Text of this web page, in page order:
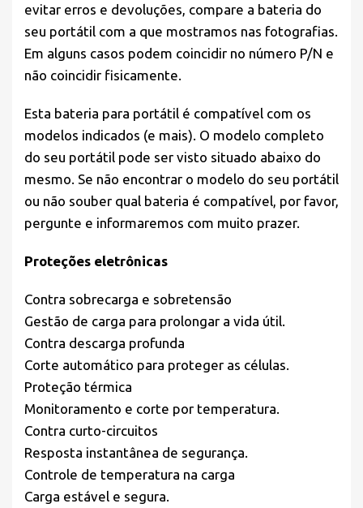
evitar erros e devoluções, compare a bateria do
seu portátil com a que mostramos nas fotografias.
Em alguns casos podem coincidir no número P/N e
não coincidir fisicamente.
Esta bateria para portátil é compatível com os
modelos indicados (e mais). O modelo completo
do seu portátil pode ser visto situado abaixo do
mesmo. Se não encontrar o modelo do seu portátil
ou não souber qual bateria é compatível, por favor,
pergunte e informaremos com muito prazer.
Proteções eletrônicas
Contra sobrecarga e sobretensão
Gestão de carga para prolongar a vida útil.
Contra descarga profunda
Corte automático para proteger as células.
Proteção térmica
Monitoramento e corte por temperatura.
Contra curto-circuitos
Resposta instantânea de segurança.
Controle de temperatura na carga
Carga estável e segura.